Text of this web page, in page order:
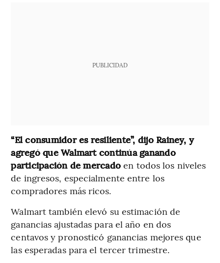
PUBLICIDAD
“El consumidor es resiliente”, dijo Rainey, y
agregó que Walmart continúa ganando
participación de mercado en todos los niveles
de ingresos, especialmente entre los
compradores más ricos.
Walmart también elevó su estimación de
ganancias ajustadas para el año en dos
centavos y pronosticó ganancias mejores que
las esperadas para el tercer trimestre.